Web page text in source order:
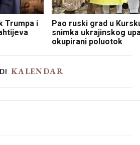
Trumpa i
Pao ruski grad u
snimka ukrajinskog
okupirani poluotok
KALENDAR